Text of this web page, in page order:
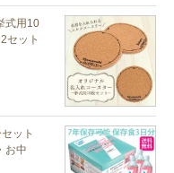
式用10
セット
セット
お中